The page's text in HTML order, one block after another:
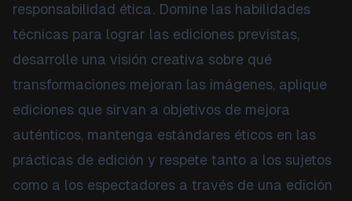
responsabilidad ética. Domine las habilidades
técnicas para lograr las ediciones previstas,
desarrolle una visión creativa sobre qué
transformaciones mejoran las imágenes, aplique
ediciones que sirvan a objetivos de mejora
auténticos, mantenga estándares éticos en las
prácticas de edición y respete tanto a los sujetos
como a los espectadores a través de una edición